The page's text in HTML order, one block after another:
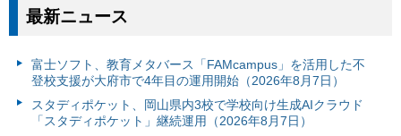
最新ニュース
富⼠ソフト、教育メタバース「FAMcampus」を活用した不
登校支援が大府市で4年目の運用開始（2026年8月7日）
スタディポケット、岡山県内3校で学校向け生成AIクラウド
「スタディポケット」継続運用（2026年8月7日）